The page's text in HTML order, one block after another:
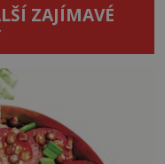
ZAJÍMAVÉ